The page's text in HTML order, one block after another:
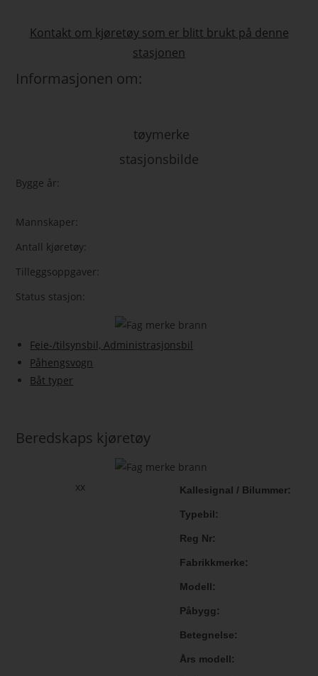
Kontakt om kjøretøy som er blitt brukt på denne
stasjonen
Informasjonen om:
tøymerke
stasjonsbilde
Bygge år:
Mannskaper:
Antall kjøretøy:
Tilleggsoppgaver:
Status stasjon:
Feie-/tilsynsbil, Administrasjonsbil
Påhengsvogn
Båt typer
Beredskaps kjøretøy
xx Kallesignal / Bilummer
Typebil
Reg Nr
Fabrikkmerke
Modell
Påbygg
Betegnelse
Års modell